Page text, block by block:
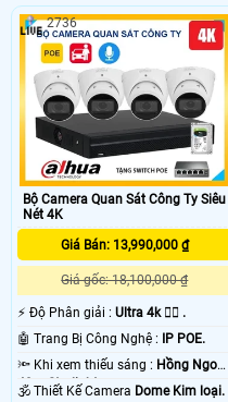
Bộ Camera Quan Sát Công Ty Siêu
Nét 4K
Giá Bán: 13,990,000 ₫
Giá gốc: 18,100,000 ₫
️⚡ Độ Phân giải : Ultra 4k 👍🏾 .
🤖️ Trang Bị Công Nghệ :
IP POE.
🔦 Khi xem thiếu sáng : Hồng Ngoại
40m Starlight.
🕉️ Thiết Kế Camera Dome Kim loại.
2736